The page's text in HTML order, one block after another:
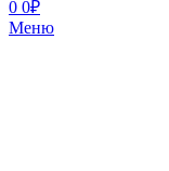
0 0₽
Меню